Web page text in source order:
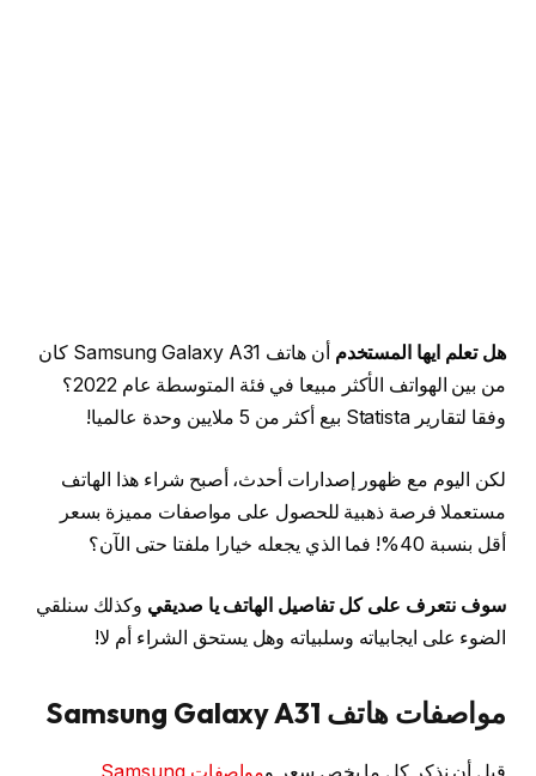
هل تعلم ايها المستخدم
أن هاتف Samsung Galaxy A31 كان
من بين الهواتف الأكثر مبيعا في فئة المتوسطة عام 2022؟
وفقا لتقارير Statista بيع أكثر من 5 ملايين وحدة عالميا!
لكن اليوم مع ظهور إصدارات أحدث، أصبح شراء هذا الهاتف
مستعملا فرصة ذهبية للحصول على مواصفات مميزة بسعر
أقل بنسبة 40%! فما الذي يجعله خيارا ملفتا حتى الآن؟
سوف نتعرف على كل تفاصيل الهاتف يا صديقي وكذلك سنلقي
الضوء على ايجابياته وسلبياته وهل يستحق الشراء أم لا!
مواصفات هاتف Samsung Galaxy A31